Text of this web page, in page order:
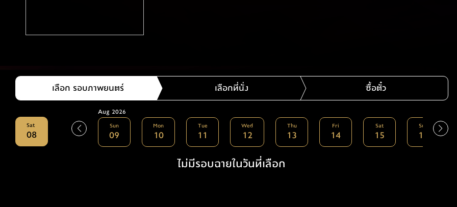
เลือก รอบภาพยนตร์ เลือกที่นั่ง ซื้อตั๋ว
Sat
08
Aug 2026
Sun
09
Mon
10
Tue
11
Wed
12
Thu
13
Fri
14
Sat
15
Sun
16
ไม่มีรอบฉายในวันที่เลือก